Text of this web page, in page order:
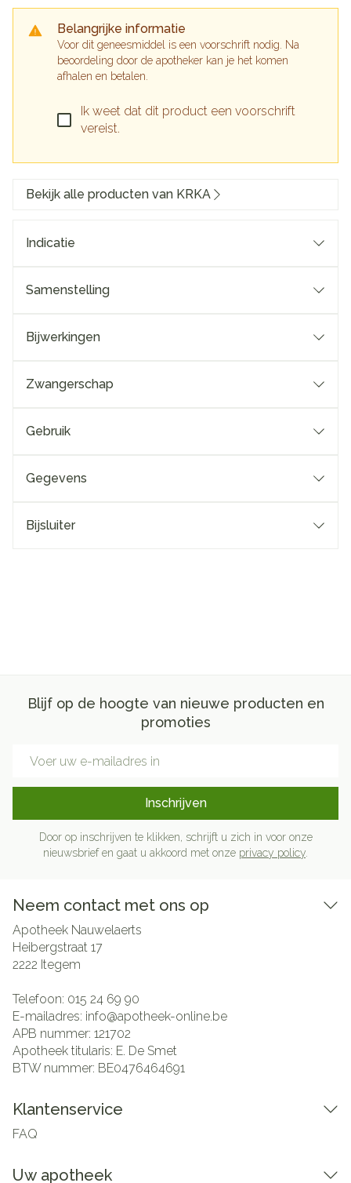
Belangrijke informatie
Voor dit geneesmiddel is een voorschrift nodig. Na
beoordeling door de apotheker kan je het komen
afhalen en betalen.
Ik weet dat dit product een voorschrift
vereist.
Bekijk alle producten van KRKA
Indicatie
Samenstelling
Bijwerkingen
Zwangerschap
Gebruik
Gegevens
Bijsluiter
Blijf op de hoogte van nieuwe producten en
promoties
Inschrijven
Door op inschrijven te klikken, schrijft u zich in voor onze
nieuwsbrief en gaat u akkoord met onze privacy policy
Neem contact met ons op
Apotheek Nauwelaerts
Heibergstraat 17
2222 Itegem
Telefoon: 015 24 69 90
E-mailadres: info@apotheek-online.be
APB nummer: 121702
Apotheek titularis: E. De Smet
BTW nummer: BE0476464691
Klantenservice
FAQ
Uw apotheek